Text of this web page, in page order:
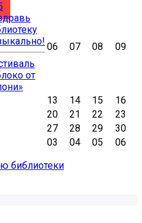
от
06 07 08 09
13 14 15
16
20 21 22
23
27 28 29
30
03 04 05
06
библиотеки